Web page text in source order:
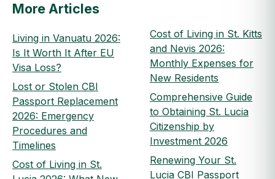
More Articles
Living in Vanuatu 2026:
Is It Worth It After EU
Visa Loss?
Lost or Stolen CBI
Passport Replacement
2026: Emergency
Procedures and
Timelines
Cost of Living in St.
Cost of Living in St. Kitts
and Nevis 2026:
Monthly Expenses for
New Residents
Comprehensive Guide
to Obtaining St. Lucia
Citizenship by
Investment 2026
Renewing Your St.
Lucia CBI Passport